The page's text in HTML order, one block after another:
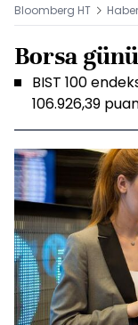
Bloomberg HT
Borsa
BIST 100
106.926,39